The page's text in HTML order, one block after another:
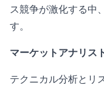
ス競争が激化する中
す。
マーケットアナリス
テクニカル分析とリ